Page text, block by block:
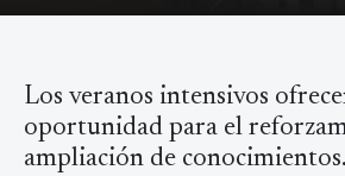
Los veranos intensivos
oportunidad para el
ampliación de